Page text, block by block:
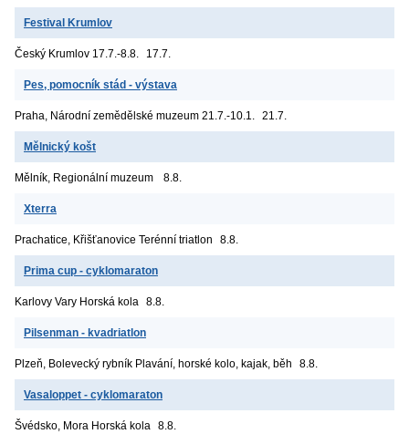
Festival Krumlov
Český Krumlov 17.7.-8.8. 17.7.
Pes, pomocník stád - výstava
Praha, Národní zemědělské muzeum 21.7.-10.1. 21.7.
Mělnický košt
Mělník, Regionální muzeum 8.8.
Xterra
Prachatice, Křišťanovice Terénní triatlon 8.8.
Prima cup - cyklomaraton
Karlovy Vary Horská kola 8.8.
Pilsenman - kvadriatlon
Plzeň, Bolevecký rybník Plavání, horské kolo, kajak, běh 8.8.
Vasaloppet - cyklomaraton
Švédsko, Mora Horská kola 8.8.